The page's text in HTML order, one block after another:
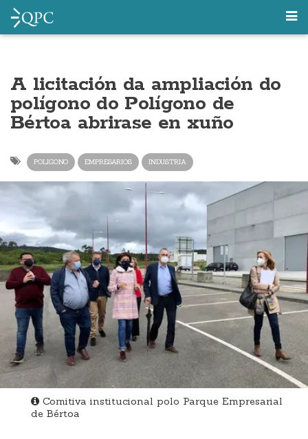
A licitación da ampliación do
polígono do Polígono de
Bértoa abrirase en xuño
POLIGONO EMPRESARIOS INDUSTRIA
Comitiva institucional polo Parque Empresarial
de Bértoa